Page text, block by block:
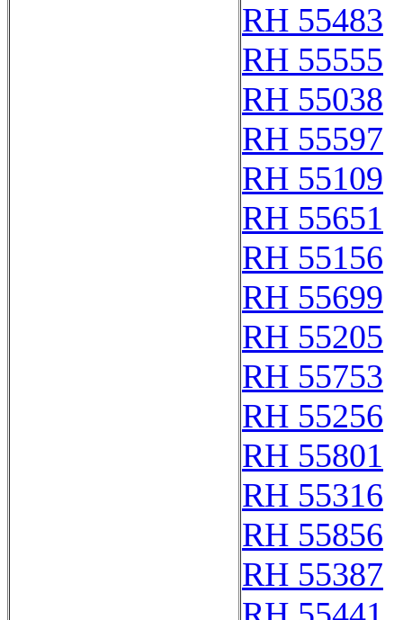
RH 55483
RH 55555
RH 55038
RH 55597
RH 55109
RH 55651
RH 55156
RH 55699
RH 55205
RH 55753
RH 55256
RH 55801
RH 55316
RH 55856
RH 55387